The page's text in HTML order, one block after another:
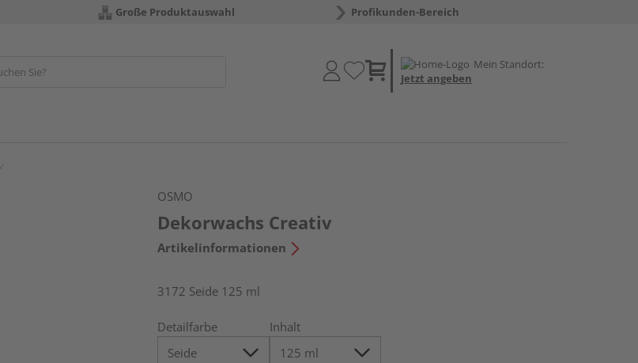
Große Produktauswahl Profikunden-Bereich
Mein Standort:
Jetzt angeben
OSMO
Dekorwachs Creativ
Artikelinformationen
3172 Seide 125 ml
Detailfarbe Inhalt